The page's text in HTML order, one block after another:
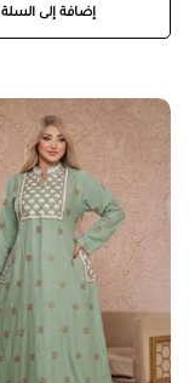
إضافة إلى السلة